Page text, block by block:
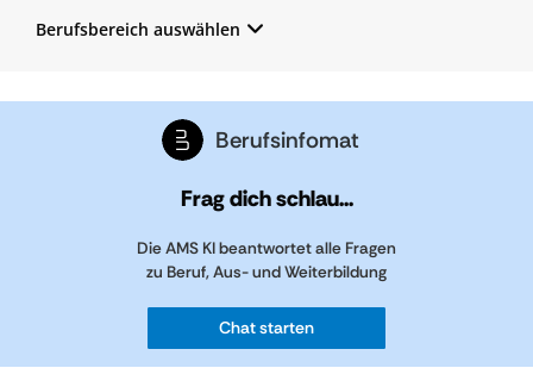
Berufsbereich auswählen
Berufsinfomat
Frag dich schlau...
Die AMS KI beantwortet alle Fragen
zu Beruf, Aus- und Weiterbildung
Chat starten